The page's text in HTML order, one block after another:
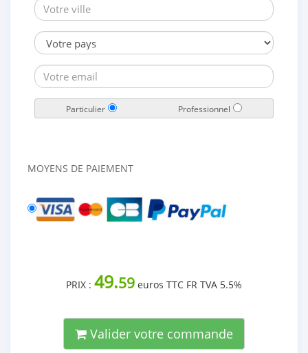
Particulier Professionnel
MOYENS DE PAIEMENT
PRIX : 49.59 euros TTC FR TVA 5.5%
Valider votre commande